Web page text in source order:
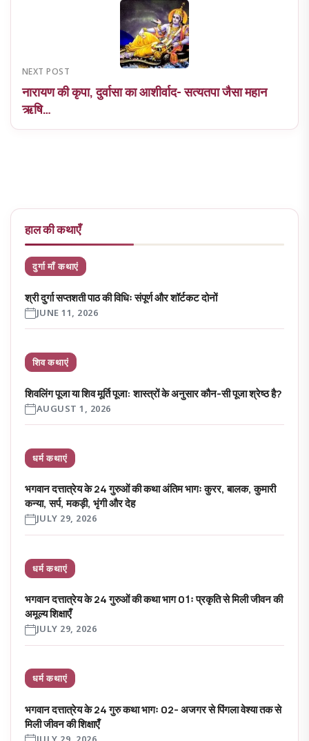
NEXT POST
नारायण की कृपा, दुर्वासा का आशीर्वाद- सत्यतपा जैसा महान
ऋषि…
हाल की कथाएँ
दुर्गा माँ कथाएं
श्री दुर्गा सप्तशती पाठ की विधिः संपूर्ण और शॉर्टकट दोनों
JUNE 11, 2026
शिव कथाएं
शिवलिंग पूजा या शिव मूर्ति पूजा: शास्त्रों के अनुसार कौन-सी पूजा श्रेष्ठ है?
AUGUST 1, 2026
धर्म कथाएं
भगवान दत्तात्रेय के 24 गुरुओं की कथा अंतिम भागः कुरर, बालक, कुमारी
कन्या, सर्प, मकड़ी, भृंगी और देह
JULY 29, 2026
धर्म कथाएं
भगवान दत्तात्रेय के 24 गुरुओं की कथा भाग 01ः प्रकृति से मिली जीवन की
अमूल्य शिक्षाएँ
JULY 29, 2026
धर्म कथाएं
भगवान दत्तात्रेय के 24 गुरु कथा भागः 02- अजगर से पिंगला वेश्या तक से
मिली जीवन की शिक्षाएँ